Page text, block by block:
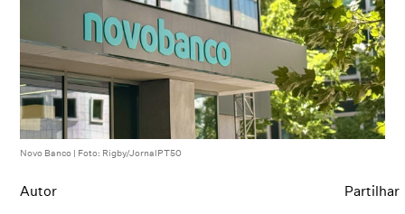
Novo Banco | Foto: Rigby/JornalPT50
Autor Partilhar